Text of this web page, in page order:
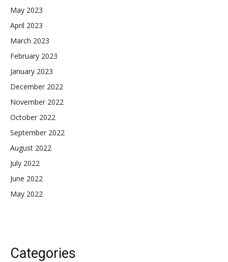
May 2023
April 2023
March 2023
February 2023
January 2023
December 2022
November 2022
October 2022
September 2022
August 2022
July 2022
June 2022
May 2022
Categories